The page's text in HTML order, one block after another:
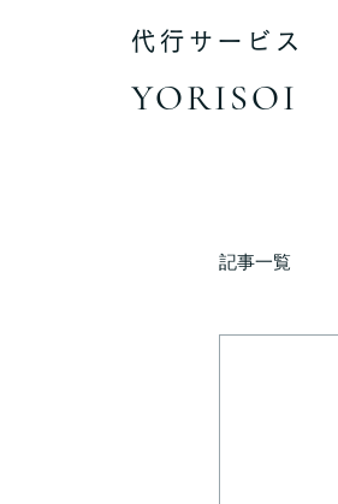
代行サービス
YORISOI
記事一覧